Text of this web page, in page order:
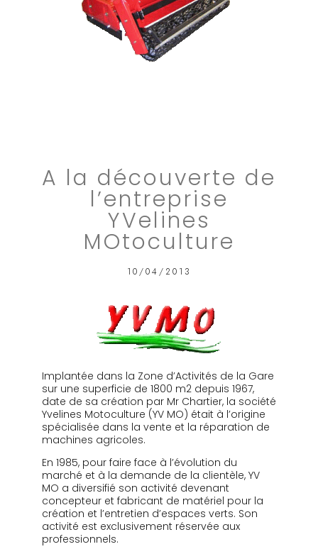
A la découverte de
l’entreprise
YVelines
MOtoculture
10/04/2013
Implantée dans la Zone d’Activités de la Gare
sur une superficie de 1800 m2 depuis 1967,
date de sa création par Mr Chartier, la société
Yvelines Motoculture (YV MO) était à l’origine
spécialisée dans la vente et la réparation de
machines agricoles.
En 1985, pour faire face à l’évolution du
marché et à la demande de la clientèle, YV
MO a diversifié son activité devenant
concepteur et fabricant de matériel pour la
création et l’entretien d’espaces verts. Son
activité est exclusivement réservée aux
professionnels.